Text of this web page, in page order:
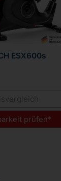
ESX600s
prüfen*